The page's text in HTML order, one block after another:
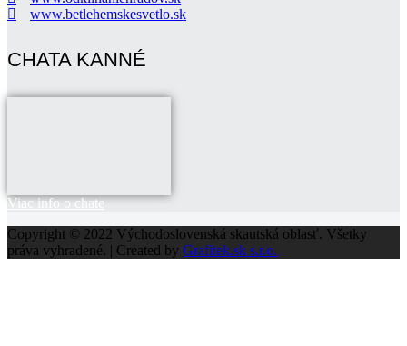
www.betlehemskesvetlo.sk
CHATA KANNÉ
Viac info o chate
Copyright © 2022 Východoslovenská skautská oblasť. Všetky
práva vyhradené. | Created by Grafitek.sk s.r.o.